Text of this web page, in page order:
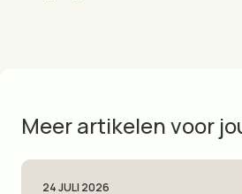
Meer artikelen voor
24 JULI 2026